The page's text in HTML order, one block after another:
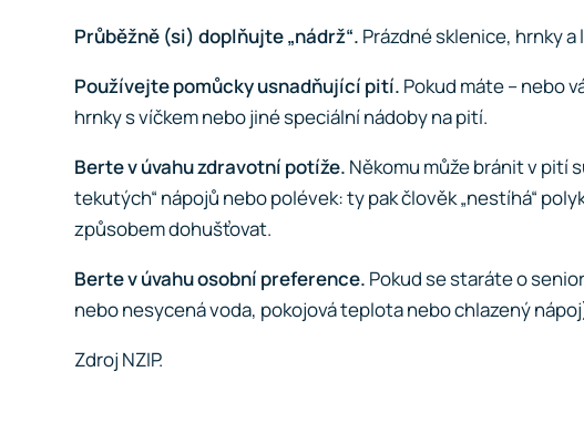
Průběžně (si) doplňujte „nádrž“. Prázdné sklenice, hrnky
Používejte pomůcky usnadňující pití. Pokud máte – nebo
hrnky s víčkem nebo jiné speciální nádoby na pití.
Berte v úvahu zdravotní potíže. Někomu může bránit v pití
tekutých“ nápojů nebo polévek: ty pak člověk „nestíhá“
způsobem dohušťovat.
Berte v úvahu osobní preference. Pokud se staráte o
nebo nesycená voda, pokojová teplota nebo chlazený
Zdroj NZIP.